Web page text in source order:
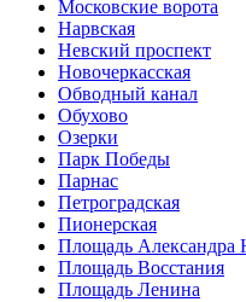
Московские ворота
Нарвская
Невский проспект
Новочеркасская
Обводный канал
Обухово
Озерки
Парк Победы
Парнас
Петроградская
Пионерская
Площадь Александра
Площадь Восстания
Площадь Ленина